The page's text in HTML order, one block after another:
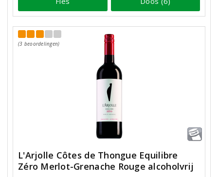
(3 beoordelingen)
L'Arjolle Côtes de Thongue Equilibre
Zéro Merlot-Grenache Rouge alcoholvrij